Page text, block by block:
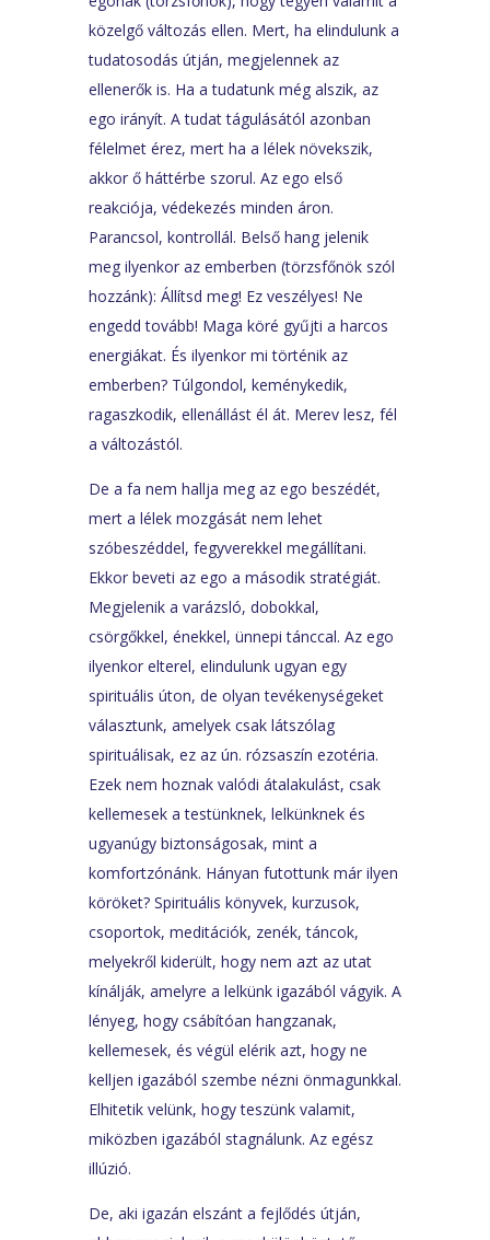
közelgő változás ellen. Mert, ha elindulunk a
tudatosodás útján, megjelennek az
ellenerők is. Ha a tudatunk még alszik, az
ego irányít. A tudat tágulásától azonban
félelmet érez, mert ha a lélek növekszik,
akkor ő háttérbe szorul. Az ego első
reakciója, védekezés minden áron.
Parancsol, kontrollál. Belső hang jelenik
meg ilyenkor az emberben (törzsfőnök szól
hozzánk): Állítsd meg! Ez veszélyes! Ne
engedd tovább! Maga köré gyűjti a harcos
energiákat. És ilyenkor mi történik az
emberben? Túlgondol, keménykedik,
ragaszkodik, ellenállást él át. Merev lesz, fél
a változástól.
De a fa nem hallja meg az ego beszédét,
mert a lélek mozgását nem lehet
szóbeszéddel, fegyverekkel megállítani.
Ekkor beveti az ego a második stratégiát.
Megjelenik a varázsló, dobokkal,
csörgőkkel, énekkel, ünnepi tánccal. Az ego
ilyenkor elterel, elindulunk ugyan egy
spirituális úton, de olyan tevékenységeket
választunk, amelyek csak látszólag
spirituálisak, ez az ún. rózsaszín ezotéria.
Ezek nem hoznak valódi átalakulást, csak
kellemesek a testünknek, lelkünknek és
ugyanúgy biztonságosak, mint a
komfortzónánk. Hányan futottunk már ilyen
köröket? Spirituális könyvek, kurzusok,
csoportok, meditációk, zenék, táncok,
melyekről kiderült, hogy nem azt az utat
kínálják, amelyre a lelkünk igazából vágyik. A
lényeg, hogy csábítóan hangzanak,
kellemesek, és végül elérik azt, hogy ne
kelljen igazából szembe nézni önmagunkkal.
Elhitetik velünk, hogy teszünk valamit,
miközben igazából stagnálunk. Az egész
illúzió.
De, aki igazán elszánt a fejlődés útján,